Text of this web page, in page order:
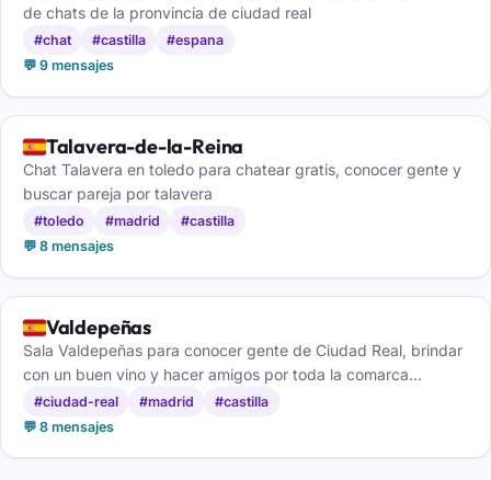
de chats de la pronvincia de ciudad real
#chat #castilla
#espana
💬 9 mensajes
🇪🇸Talavera-de-la-Reina
Chat Talavera en toledo para chatear gratis, conocer gente y
buscar pareja por talavera
#toledo #madrid
#castilla
💬 8 mensajes
🇪🇸Valdepeñas
Sala Valdepeñas para conocer gente de Ciudad Real, brindar
con un buen vino y hacer amigos por toda la comarca
manchega.
#ciudad-real #madrid
#castilla
💬 8 mensajes